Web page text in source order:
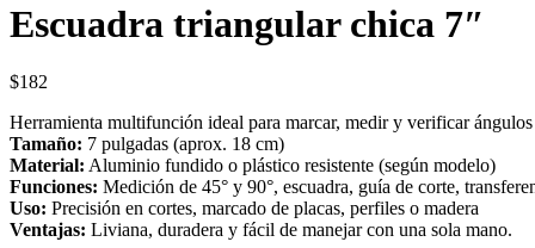
Escuadra triangular chica 7″
$182
Herramienta multifunción ideal para marcar, medir y verificar
Tamaño: 7 pulgadas (aprox. 18 cm)
Material: Aluminio fundido o plástico resistente (según modelo)
Funciones: Medición de 45° y 90°, escuadra, guía de corte,
Uso: Precisión en cortes, marcado de placas, perfiles o madera
Ventajas: Liviana, duradera y fácil de manejar con una sola mano.